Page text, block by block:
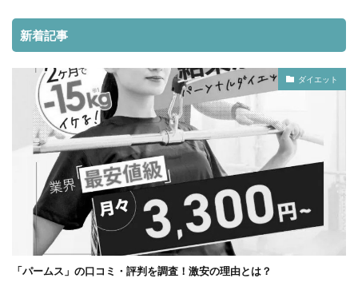
新着記事
ダイエット
「パームス」の口コミ・評判を調査！激安の理由とは？